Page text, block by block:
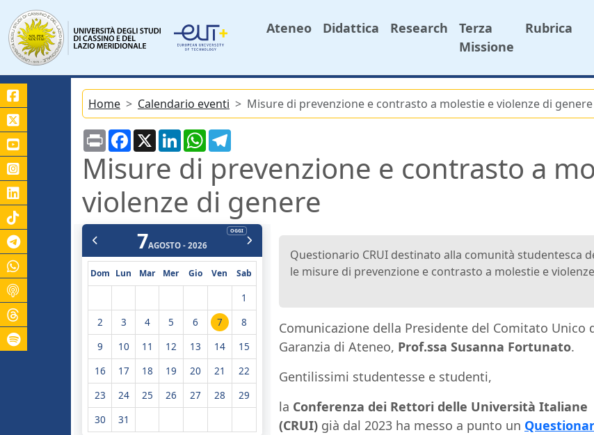
Ateneo Didattica Research
Terza
Missione
Rubrica
Home Calendario eventi Misure di prevenzione e contrasto a molestie e violenze di genere
PrintFacebook
X LinkedInWhatsApp
Misure di prevenzione e contrasto a
violenze di genere
Questionario CRUI destinato alla comunità studentesca
le misure di prevenzione e contrasto a molestie e
Comunicazione della Presidente del Comitato Unico
Garanzia di Ateneo, Prof.ssa Susanna Fortunato.
Gentilissimi studentesse e studenti,
la Conferenza dei Rettori delle Università Italiane
(CRUI) già dal 2023 ha messo a punto un
OGGI
7AGOSTO - 2026
Dom Lun Mar Mer Gio Ven Sab
1
2
3 4 5 6 7
8
9
10 11 12 13 14
15
16
17 18 19 20 21
22
23
24 25 26 27 28
29
30
31
Canale Telegram Unicas